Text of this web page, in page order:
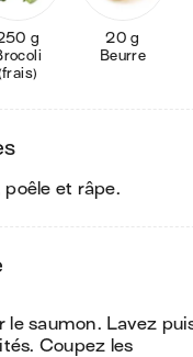
g
20 g
Beurre
poêle et râpe.
le saumon. Lavez
Coupez les